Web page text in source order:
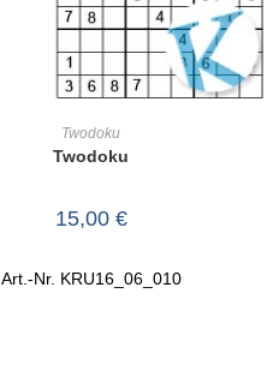
Twodoku
Twodoku
15,00 €
Art.-Nr. KRU16_06_010